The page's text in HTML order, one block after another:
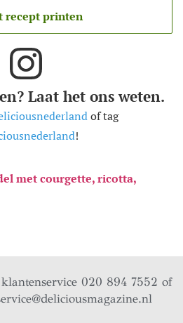
recept printen
Laat het ons weten.
of tag
!
met courgette, ricotta,
020 894 7552 of